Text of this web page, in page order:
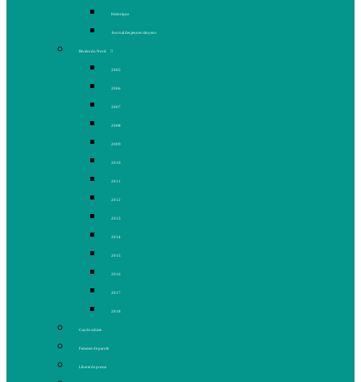
Historique
Journal des jeunes citoyens
Rivière du Nord
2005
2006
2007
2008
2009
2010
2011
2012
2013
2014
2015
2016
2017
2018
Gaz de schiste
Femmes de parole
Liberté de presse